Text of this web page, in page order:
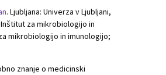
. Ljubljana: Univerza v Ljubljani,
za mikrobiologijo in
mikrobiologijo in imunologijo;
znanje o medicinski